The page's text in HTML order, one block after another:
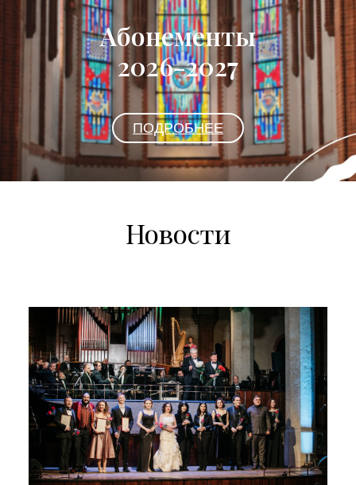
Абонементы
2026-2027
ПОДРОБНЕЕ
Новости